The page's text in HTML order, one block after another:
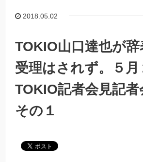
2018.05.02
TOKIO山口達也が辞
受理はされず。５月
TOKIO記者会見記者
その１